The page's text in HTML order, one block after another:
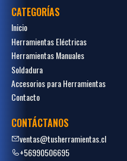
CATEGORÍAS
Inicio
Herramientas Eléctricas
Herramientas Manuales
Soldadura
Accesorios para Herramientas
Contacto
CONTÁCTANOS
ventas@tusherramientas.cl
+56990506695